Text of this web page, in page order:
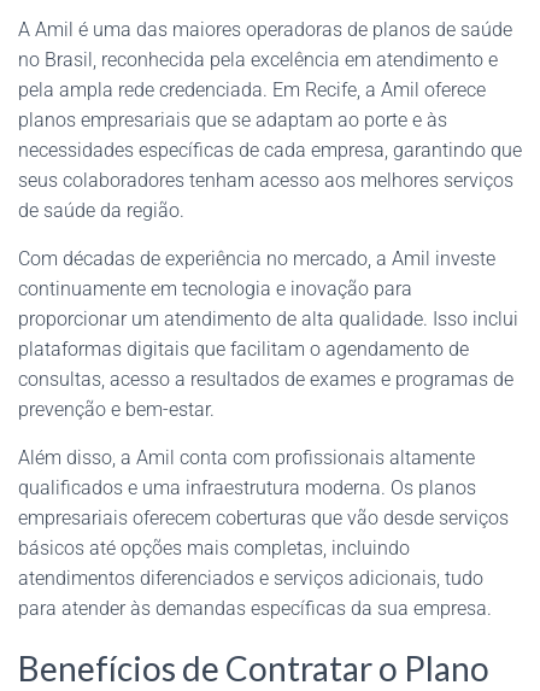
A Amil é uma das maiores operadoras de planos de saúde
no Brasil, reconhecida pela excelência em atendimento e
pela ampla rede credenciada. Em Recife, a Amil oferece
planos empresariais que se adaptam ao porte e às
necessidades específicas de cada empresa, garantindo que
seus colaboradores tenham acesso aos melhores serviços
de saúde da região.
Com décadas de experiência no mercado, a Amil investe
continuamente em tecnologia e inovação para
proporcionar um atendimento de alta qualidade. Isso inclui
plataformas digitais que facilitam o agendamento de
consultas, acesso a resultados de exames e programas de
prevenção e bem-estar.
Além disso, a Amil conta com profissionais altamente
qualificados e uma infraestrutura moderna. Os planos
empresariais oferecem coberturas que vão desde serviços
básicos até opções mais completas, incluindo
atendimentos diferenciados e serviços adicionais, tudo
para atender às demandas específicas da sua empresa.
Benefícios de Contratar o Plano